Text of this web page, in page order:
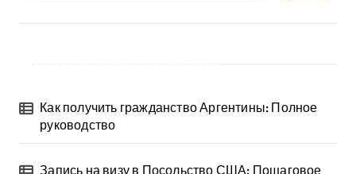
Как получить гражданство Аргентины: Полное
руководство
Запись на визу в Посольство США: Пошаговое